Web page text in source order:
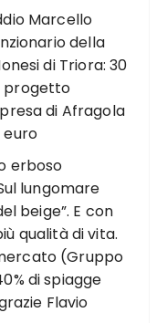
Marcello
della
di Triora: 30
progetto
di Afragola
euro
erboso
lungomare
beige”. E con
qualità di vita.
(Gruppo
di spiagge
Flavio